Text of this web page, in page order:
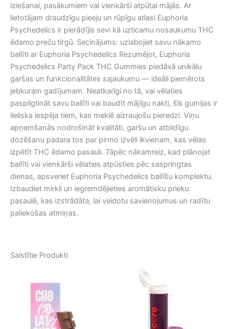
iziešanai, pasākumiem vai vienkārši atpūtai mājās. Ar
lietotājam draudzīgu pieeju un rūpīgu atlasi Euphoria
Psychedelics ir pierādījis sevi kā uzticamu nosaukumu THC
ēdamo preču tirgū. Secinājums: uzlabojiet savu nākamo
ballīti ar Euphoria Psychedelics Rezumējot, Euphoria
Psychedelics Party Pack THC Gummies piedāvā unikālu
garšas un funkcionalitātes sajaukumu — ideāli piemērots
jebkuram gadījumam. Neatkarīgi no tā, vai vēlaties
paspilgtināt savu ballīti vai baudīt mājīgu nakti, šīs gumijas ir
lieliska iespēja tiem, kas meklē aizraujošu pieredzi. Viņu
apņemšanās nodrošināt kvalitāti, garšu un atbildīgu
dozēšanu padara tos par pirmo izvēli ikvienam, kas vēlas
izpētīt THC ēdamo pasauli. Tāpēc nākamreiz, kad plānojat
ballīti vai vienkārši vēlaties atpūsties pēc saspringtas
dienas, apsveriet Euphoria Psychedelics ballīšu komplektu.
Izbaudiet mirkli un iegremdējieties aromātisku prieku
pasaulē, kas izstrādāta, lai veidotu savienojumus un radītu
paliekošas atmiņas.
Saistītie Produkti